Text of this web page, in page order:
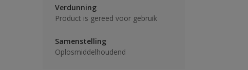
Verdunning
Product is gereed voor gebruik
Samenstelling
Oplosmiddelhoudend